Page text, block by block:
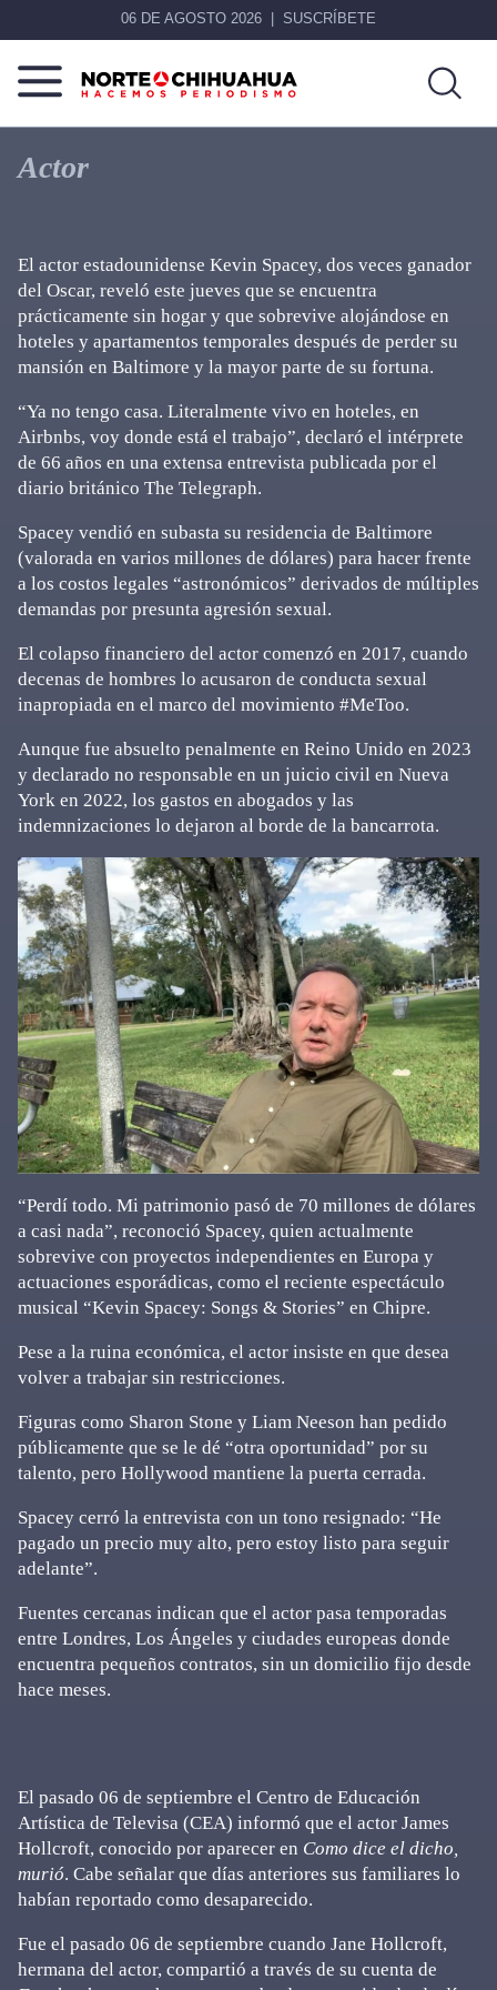
06 DE AGOSTO 2026 SUSCRÍBETE
Norte
Chihuahua
Más
que
noticias,
Actor
El actor estadounidense Kevin Spacey, dos veces ganador
del Oscar, reveló este jueves que se encuentra
prácticamente sin hogar y que sobrevive alojándose en
hoteles y apartamentos temporales después de perder su
mansión en Baltimore y la mayor parte de su fortuna.
“Ya no tengo casa. Literalmente vivo en hoteles, en
Airbnbs, voy donde está el trabajo”, declaró el intérprete
de 66 años en una extensa entrevista publicada por el
diario británico The Telegraph.
Spacey vendió en subasta su residencia de Baltimore
(valorada en varios millones de dólares) para hacer frente
a los costos legales “astronómicos” derivados de múltiples
demandas por presunta agresión sexual.
El colapso financiero del actor comenzó en 2017, cuando
decenas de hombres lo acusaron de conducta sexual
inapropiada en el marco del movimiento #MeToo.
Aunque fue absuelto penalmente en Reino Unido en 2023
y declarado no responsable en un juicio civil en Nueva
York en 2022, los gastos en abogados y las
indemnizaciones lo dejaron al borde de la bancarrota.
“Perdí todo. Mi patrimonio pasó de 70 millones de dólares
a casi nada”, reconoció Spacey, quien actualmente
sobrevive con proyectos independientes en Europa y
actuaciones esporádicas, como el reciente espectáculo
musical “Kevin Spacey: Songs & Stories” en Chipre.
Pese a la ruina económica, el actor insiste en que desea
volver a trabajar sin restricciones.
Figuras como Sharon Stone y Liam Neeson han pedido
públicamente que se le dé “otra oportunidad” por su
talento, pero Hollywood mantiene la puerta cerrada.
Spacey cerró la entrevista con un tono resignado: “He
pagado un precio muy alto, pero estoy listo para seguir
adelante”.
Fuentes cercanas indican que el actor pasa temporadas
entre Londres, Los Ángeles y ciudades europeas donde
encuentra pequeños contratos, sin un domicilio fijo desde
hace meses.
El pasado 06 de septiembre el Centro de Educación
Artística de Televisa (CEA) informó que el actor James
Hollcroft, conocido por aparecer en Como dice el dicho,
murió. Cabe señalar que días anteriores sus familiares lo
habían reportado como desaparecido.
Fue el pasado 06 de septiembre cuando Jane Hollcroft,
hermana del actor, compartió a través de su cuenta de